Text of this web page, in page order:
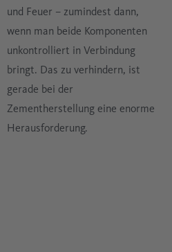
und Feuer – zumindest dann,
wenn man beide Komponenten
unkontrolliert in Verbindung
bringt. Das zu verhindern, ist
gerade bei der
Zementherstellung eine enorme
Herausforderung.